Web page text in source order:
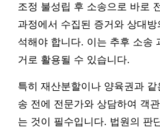
조정 불성립 후 소송으로 바로
과정에서 수집된 증거와 상대
석해야 합니다. 이는 추후 소송
거로 활용될 수 있습니다.
특히 재산분할이나 양육권과
송 전에 전문가와 상담하여 객
는 것이 필수입니다. 법원의 판